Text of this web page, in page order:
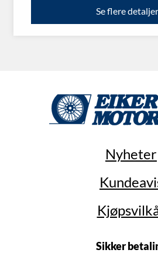
Se flere detaljer
Nyheter
Sikker